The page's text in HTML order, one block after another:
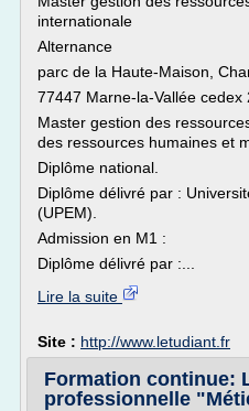
internationale
Alternance
parc de la Haute-Maison,
77447 Marne-la-Vallée cedex
Master gestion des
des ressources humaines et
Diplôme national.
Diplôme délivré par :
(UPEM).
Admission en M1 :
Diplôme délivré par :...
Lire la suite
Site : http://www.letudiant.fr
Formation continue:
professionnelle